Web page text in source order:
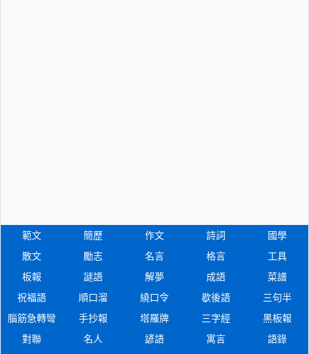
範文 簡歷 作文 詩詞
國學
散文
勵志 名言 格言
工具
板報
謎語 解夢 成語
菜譜
祝福語
順口溜 繞口令 歇後語
三句半
腦筋急轉彎
手抄報 塔羅牌 三字經
黑板報
對聯
名人 諺語 寓言 語錄